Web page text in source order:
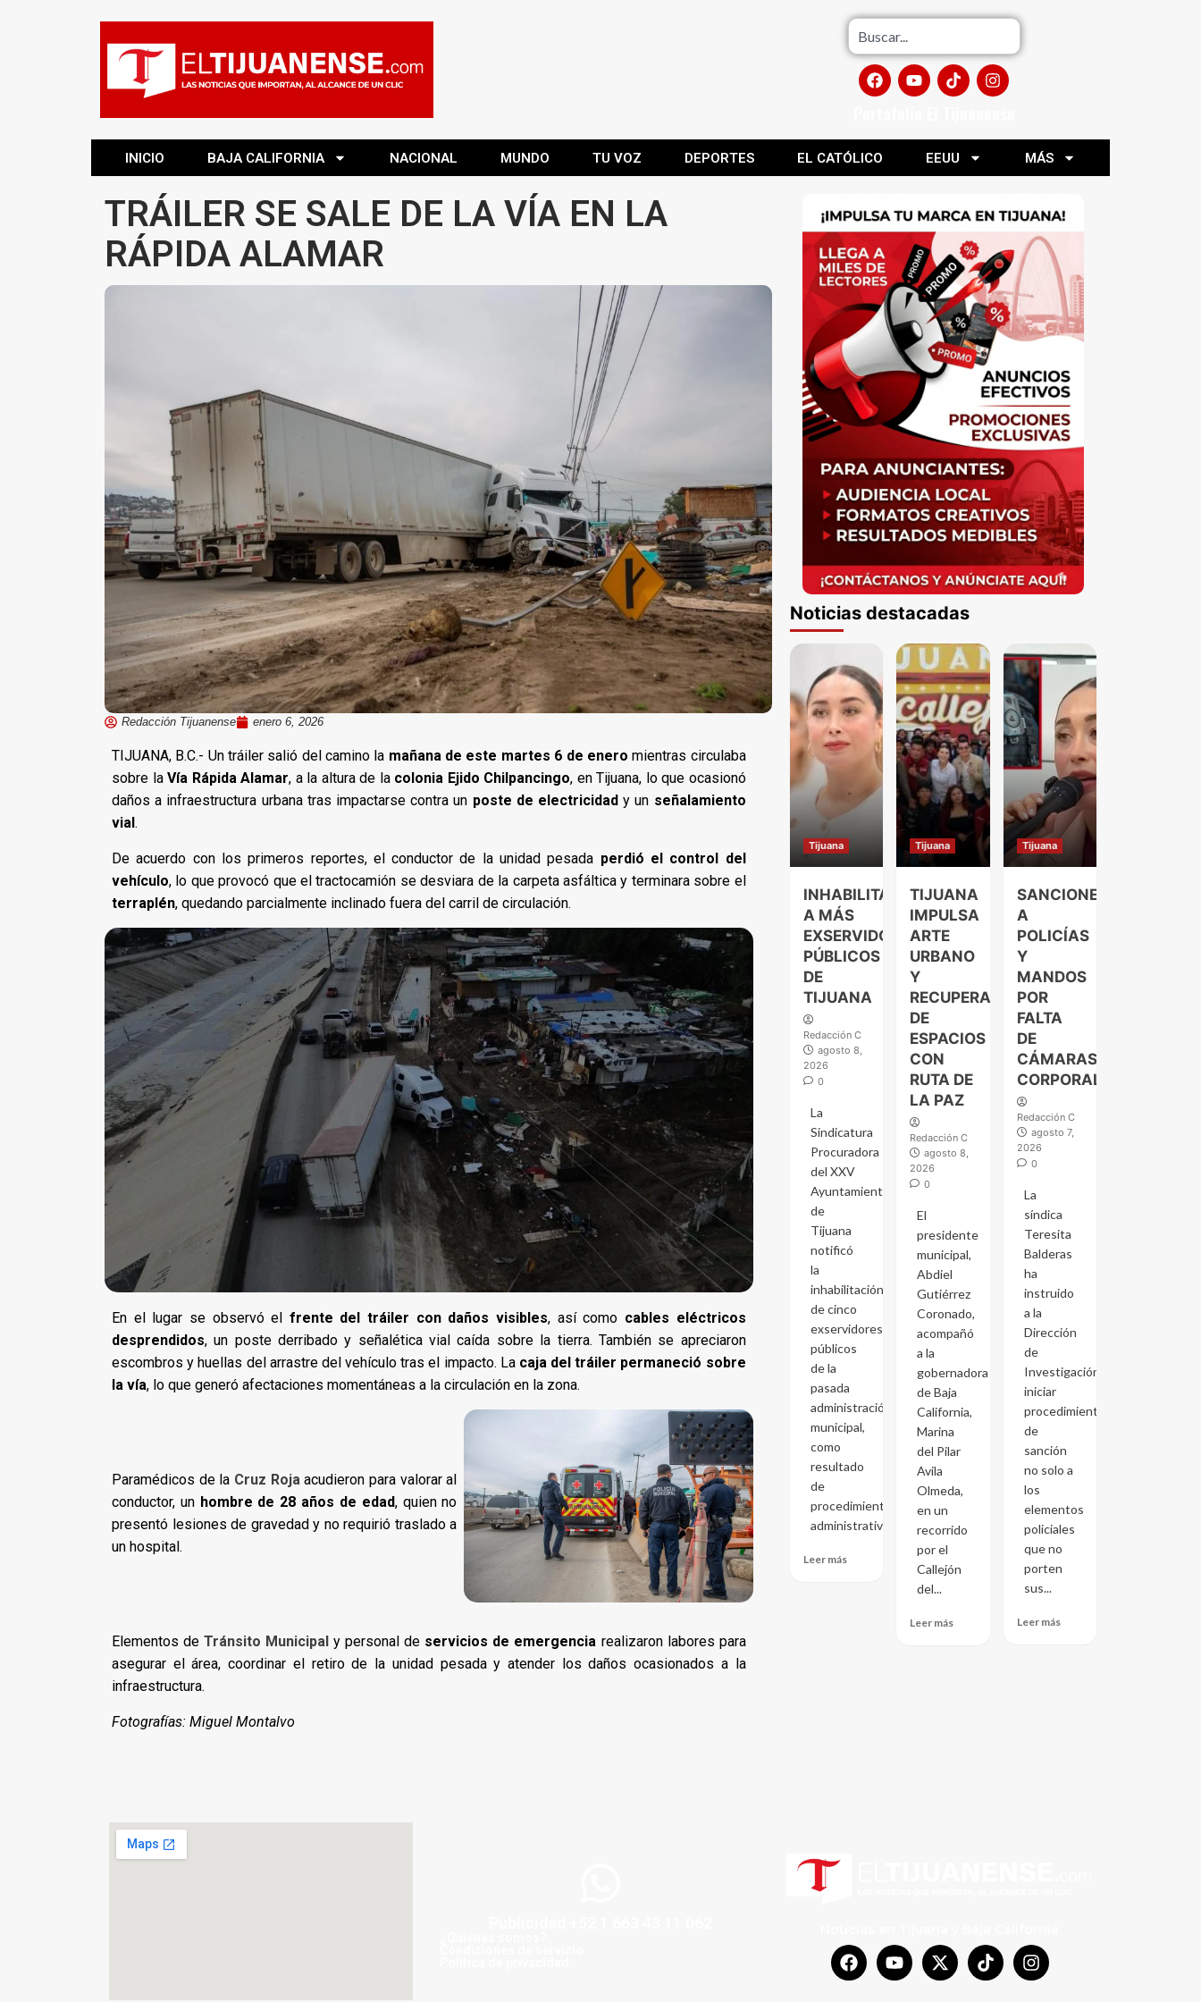
INICIO BAJA CALIFORNIA NACIONAL MUNDO TU VOZ DEPORTES EL CATÓLICO EEUU MÁS
TRÁILER SE SALE DE LA VÍA EN LA
RÁPIDA ALAMAR
Redacción Tijuanense enero 6, 2026
TIJUANA, B.C.- Un tráiler salió del camino la mañana de este martes 6 de enero mientras circulaba
sobre laVía Rápida Alamar, a la altura de la colonia Ejido Chilpancingo, en Tijuana, lo que ocasionó
daños a infraestructura urbana tras impactarse contra un poste de electricidad y un señalamiento
vial.
De acuerdo con los primeros reportes, el conductor de la unidad pesada perdió el control del
vehículo, lo que provocó que el tractocamión se desviara de la carpeta asfáltica y terminara sobre el
terraplén, quedando parcialmente inclinado fuera del carril de circulación.
En el lugar se observó el frente del tráiler con daños visibles, así como cables eléctricos
desprendidos, un poste derribado y señalética vial caída sobre la tierra. También se apreciaron
escombros y huellas del arrastre del vehículo tras el impacto. La caja del tráiler permaneció sobre
la vía, lo que generó afectaciones momentáneas a la circulación en la zona.
Paramédicos de la Cruz Rojaacudieron para valorar al
conductor, un hombre de 28 años de edad, quien no
presentó lesiones de gravedad y no requirió traslado a
un hospital.
Elementos deTránsito Municipal y personal de servicios de emergencia realizaron labores para
asegurar el área, coordinar el retiro de la unidad pesada y atender los daños ocasionados a la
infraestructura.
Fotografías: Miguel Montalvo
Noticias destacadas
Tijuana
INHABILITAN
A MÁS
EXSERVIDORES
PÚBLICOS
DE
TIJUANA
Redacción C
agosto 8,
2026
0
La
Sindicatura
Procuradora
del XXV
Ayuntamiento
de
Tijuana
notificó
la
inhabilitación
de cinco
exservidores
públicos
de la
pasada
administración
municipal,
como
resultado
de
procedimientos
administrativos...
Leer más
Tijuana
TIJUANA
IMPULSA
ARTE
URBANO
Y
RECUPERACIÓN
DE
ESPACIOS
CON
RUTA DE
LA PAZ
Redacción C
agosto 8,
2026
0
El
presidente
municipal,
Abdiel
Gutiérrez
Coronado,
acompañó
a la
gobernadora
de Baja
California,
Marina
del Pilar
Avila
Olmeda,
en un
recorrido
por el
Callejón
del...
Leer más
Tijuana
SANCIONES
A
POLICÍAS
Y
MANDOS
POR
FALTA
DE
CÁMARAS
CORPORALES
Redacción C
agosto 7,
2026
0
La
síndica
Teresita
Balderas
ha
instruido
a la
Dirección
de
Investigación
iniciar
procedimientos
de
sanción
no solo a
los
elementos
policiales
que no
porten
sus...
Leer más